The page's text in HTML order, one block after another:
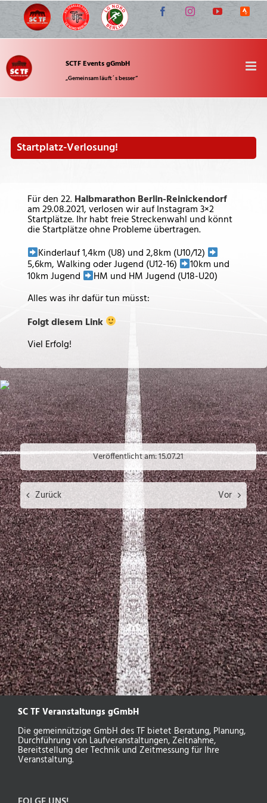
Zum
springen
FacebookInstagramYouTube
Strava
SCTF Events gGmbH
„Gemeinsam läuft´s besser“
Startplatz-Verlosung!
Für den 22.Halbmarathon Berlin-Reinickendorf
am 29.08.2021, verlosen wir auf Instagram 3×2
Startplätze. Ihr habt freie Streckenwahl und könnt
die Startplätze ohne Probleme übertragen.
Kinderlauf 1,4km (U8) und 2,8km (U10/12)
5,6km, Walking oder Jugend (U12-16) 10km und
10km Jugend
HM und HM Jugend (U18-U20)
Alles was ihr dafür tun müsst:
Folgt diesem Link
Viel Erfolg!
Veröffentlicht am: 15.07.21
Zurück Vor
SC TF Veranstaltungs gGmbH
Die gemeinnützige GmbH des TF bietet Beratung, Planung,
Durchführung von Laufveranstaltungen, Zeitnahme,
Bereitstellung der Technik und Zeitmessung für Ihre
Veranstaltung.